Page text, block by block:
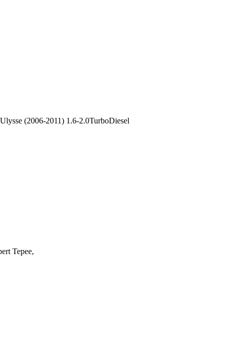
(2006-2011) 1.6-2.0TurboDiesel
Tepee,